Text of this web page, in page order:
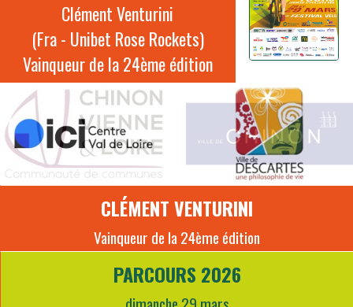
Clément Venturini
(Fra - Unibet Rose Rockets)
Vainqueur de la 24ème édition
CLÉMENT VENTURINI
Vainqueur de la 24ème édition
PARCOURS 2026